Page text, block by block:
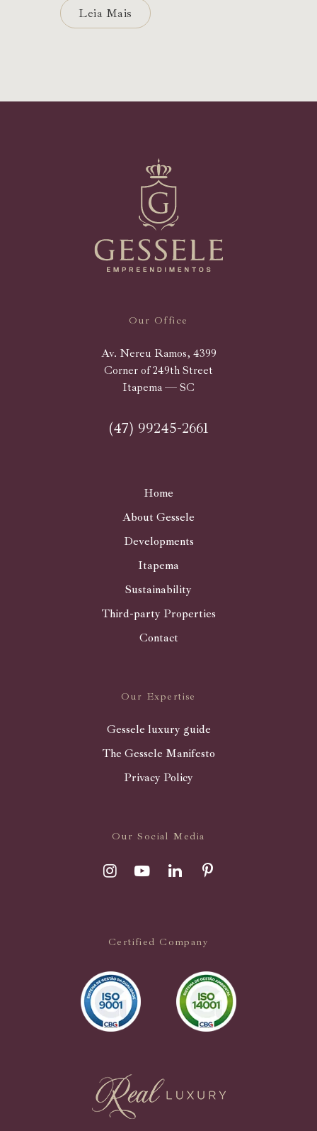
Leia Mais
Our Office
Av. Nereu Ramos, 4399
Corner of 249th Street
Itapema — SC
(47) 99245-2661
Home
About Gessele
Developments
Itapema
Sustainability
Third-party Properties
Contact
Our Expertise
Gessele luxury guide
The Gessele Manifesto
Privacy Policy
Our Social Media
Certified Company